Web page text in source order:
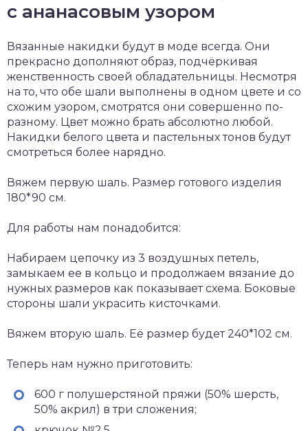
с ананасовым узором
Вязанные накидки будут в моде всегда. Они
прекрасно дополняют образ, подчёркивая
женственность своей обладательницы. Несмотря
на то, что обе шали выполнены в одном цвете и со
схожим узором, смотрятся они совершенно по-
разному. Цвет можно брать абсолютно любой.
Накидки белого цвета и пастельных тонов будут
смотреться более нарядно.
Вяжем первую шаль. Размер готового изделия
180*90 см.
Для работы нам понадобится:
Набираем цепочку из 3 воздушных петель,
замыкаем ее в кольцо и продолжаем вязание до
нужных размеров как показывает схема. Боковые
стороны шали украсить кисточками.
Вяжем вторую шаль. Её размер будет 240*102 см.
Теперь нам нужно приготовить:
600 г полушерстяной пряжи (50% шерсть,
50% акрил) в три сложения;